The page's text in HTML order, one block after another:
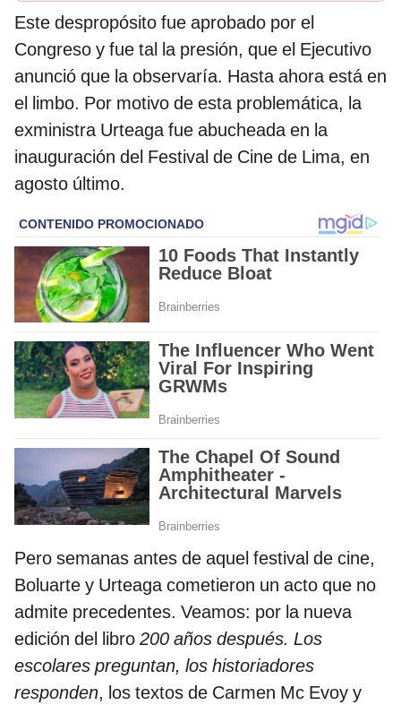
Este despropósito fue aprobado por el
Congreso y fue tal la presión, que el Ejecutivo
anunció que la observaría. Hasta ahora está en
el limbo. Por motivo de esta problemática, la
exministra Urteaga fue abucheada en la
inauguración del Festival de Cine de Lima, en
agosto último.
Pero semanas antes de aquel festival de cine,
Boluarte y Urteaga cometieron un acto que no
admite precedentes. Veamos: por la nueva
edición del libro 200 años después. Los
escolares preguntan, los historiadores
responden, los textos de Carmen Mc Evoy y